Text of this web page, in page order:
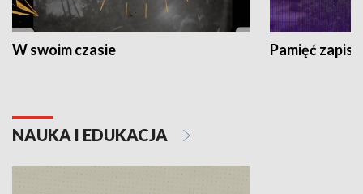
W swoim czasie Pamięć
NAUKA I EDUKACJA